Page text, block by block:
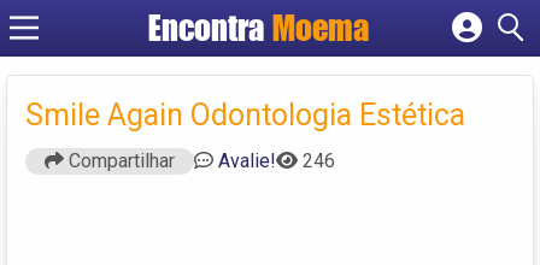
Encontra Moema
Criar conta
Smile Again Odontologia Estética
Compartilhar Avalie! 246